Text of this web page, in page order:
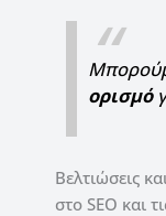
ορισμό
Βελτιώσεις
στο SEO και